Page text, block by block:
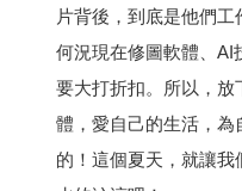
片背後，到底是他們
何況現在修圖軟體、AI
要大打折扣。所以，放
體，愛自己的生活，
的！這個夏天，就讓